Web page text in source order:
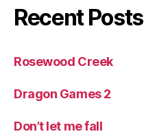
Recent Posts
Rosewood Creek
Dragon Games 2
Don’t let me fall